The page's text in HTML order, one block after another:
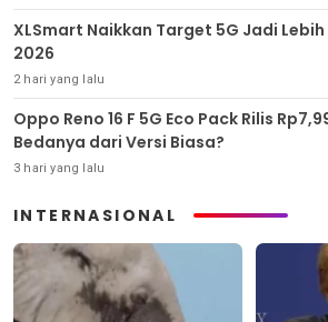
XLSmart Naikkan Target 5G Jadi
2026
2 hari yang lalu
Oppo Reno 16 F 5G Eco Pack Rilis
Bedanya dari Versi Biasa?
3 hari yang lalu
INTERNASIONAL